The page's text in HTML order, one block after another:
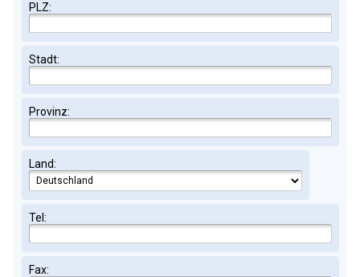
PLZ:
Stadt:
Provinz:
Land:
Tel:
Fax: